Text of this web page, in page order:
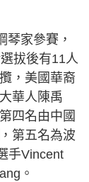
琴家參賽，
拔後有11人
，美國華裔
華人陳禹
四名由中國
第五名為波
手Vincent
。